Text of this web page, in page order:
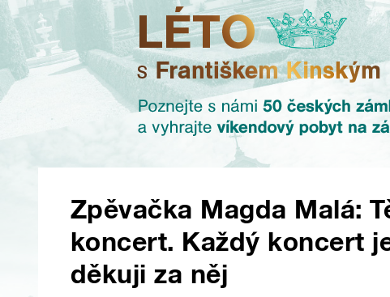
Zpěvačka Magda Malá:
koncert. Každý koncert
děkuji za něj